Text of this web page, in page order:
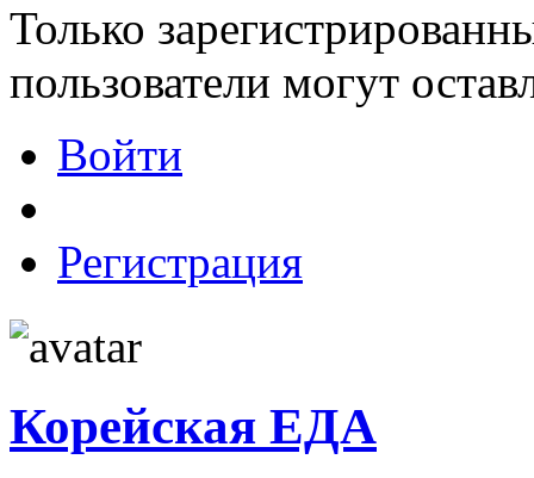
Только
пользователи могут
Войти
Регистрация
Корейская ЕДА